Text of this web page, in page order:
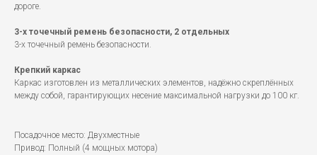
дороге.
3-х точечный ремень безопасности, 2 отдельных
3-х точечный ремень безопасности.
Крепкий каркас
Каркас изготовлен из металлических элементов, надёжно скреплённых
между собой, гарантирующих несение максимальной нагрузки до 100 кг.
Посадочное место: Двухместные
Привод: Полный (4 мощных мотора)